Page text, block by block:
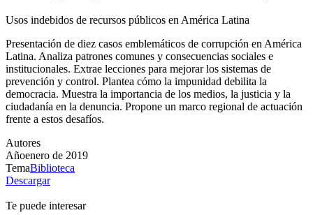
Usos indebidos de recursos públicos en América Latina
Presentación de diez casos emblemáticos de corrupción en América
Latina. Analiza patrones comunes y consecuencias sociales e
institucionales. Extrae lecciones para mejorar los sistemas de
prevención y control. Plantea cómo la impunidad debilita la
democracia. Muestra la importancia de los medios, la justicia y la
ciudadanía en la denuncia. Propone un marco regional de actuación
frente a estos desafíos.
Autores
Añoenero de 2019
TemaBiblioteca
Descargar
Te puede interesar